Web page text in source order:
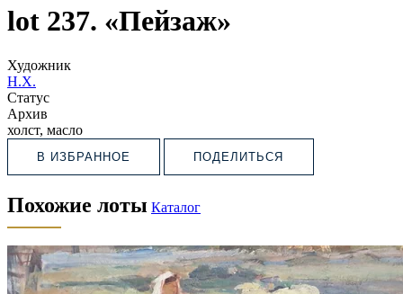
lot 237. «Пейзаж»
Художник
Н.Х.
Статус
Архив
холст, масло
В ИЗБРАННОЕ ПОДЕЛИТЬСЯ
Похожие лоты Каталог